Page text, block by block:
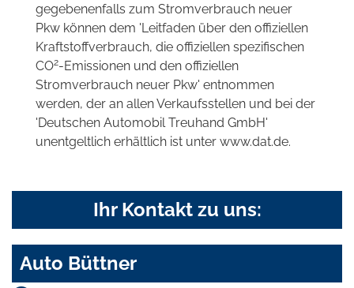
gegebenenfalls zum Stromverbrauch neuer
Pkw können dem 'Leitfaden über den offiziellen
Kraftstoffverbrauch, die offiziellen spezifischen
CO2-Emissionen und den offiziellen
Stromverbrauch neuer Pkw' entnommen
werden, der an allen Verkaufsstellen und bei der
'Deutschen Automobil Treuhand GmbH'
unentgeltlich erhältlich ist unter www.dat.de.
Ihr Kontakt zu uns:
Auto Büttner